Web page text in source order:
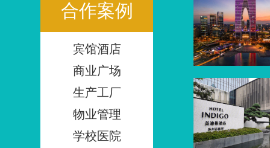
合作案例
宾馆酒店
商业广场
生产工厂
物业管理
学校医院